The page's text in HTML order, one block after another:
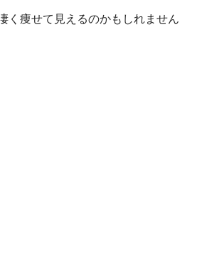
く痩せて見えるのかもしれません